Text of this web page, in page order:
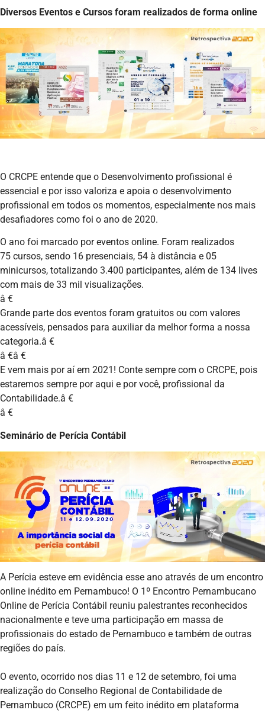
Diversos Eventos e Cursos foram realizados de forma online
O CRCPE entende que o Desenvolvimento profissional é
essencial e por isso valoriza e apoia o desenvolvimento
profissional em todos os momentos, especialmente nos mais
desafiadores como foi o ano de 2020.
O ano foi marcado por eventos online. Foram realizados
75 cursos, sendo 16 presenciais, 54 à distância e 05
minicursos, totalizando 3.400 participantes, além de 134 lives
com mais de 33 mil visualizações.
â €
Grande parte dos eventos foram gratuitos ou com valores
acessíveis, pensados para auxiliar da melhor forma a nossa
categoria.â €
â €â €
E vem mais por aí em 2021! Conte sempre com o CRCPE, pois
estaremos sempre por aqui e por você, profissional da
Contabilidade.â €
â €
Seminário de Perícia Contábil
A Perícia esteve em evidência esse ano através de um encontro
online inédito em Pernambuco! O 1º Encontro Pernambucano
Online de Perícia Contábil reuniu palestrantes reconhecidos
nacionalmente e teve uma participação em massa de
profissionais do estado de Pernambuco e também de outras
regiões do país.
O evento, ocorrido nos dias 11 e 12 de setembro, foi uma
realização do Conselho Regional de Contabilidade de
Pernambuco (CRCPE) em um feito inédito em plataforma